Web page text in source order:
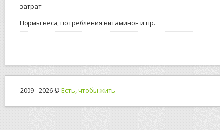
затрат
Нормы веса, потребления витаминов и пр.
2009 - 2026 © Есть, чтобы жить